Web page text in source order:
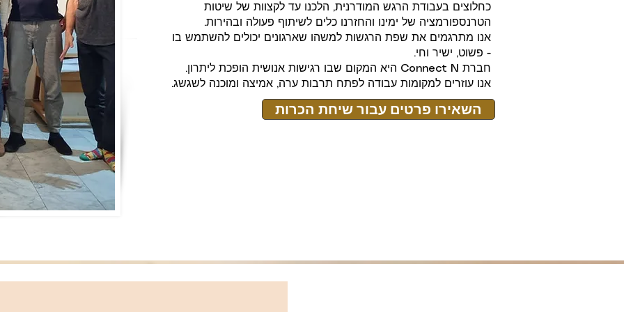
שירותי אריזה
אנחנו נעזור לכם לארוז ולפרוק את כל הבית שלכם למספר חדרים
ספורים בלבד. תנו למובילים מקצועיים בווירג'יניה לחסוך לכם זמן
ולחץ.
עבודה בלבד
למה להסתכן בפגיעה גופנית? תנו לצוותי ההובלה המקצועיים שלנו
כחלוצים בעבודת הרגש המודרנית, הלכנו עד לקצוות של שיטות
הטרנספורמציה של ימינו והחזרנו כלים לשיתוף פעולה ובהירות.
אנו מתרגמים את שפת הרגשות למשהו שארגונים יכולים להשתמש בו
- פשוט, ישיר וחי.
חברת Connect N היא המקום שבו רגישות אנושית הופכת ליתרון.
אנו עוזרים למקומות עבודה לפתח תרבות ערה, אמיצה ומוכנה לשגשג.
השאירו פרטים עבור שיחת הכרות